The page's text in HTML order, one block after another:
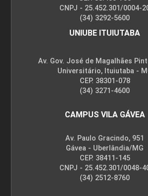
CNPJ - 25.452.301/0004-
(34) 3292-5600
UNIUBE ITUIUTABA
Av. Gov. José de Magalhães
Universitário, Ituiutaba -
CEP. 38301-078
(34) 3271-4600
CAMPUS VILA GÁVEA
Av. Paulo Gracindo, 951
Gávea - Uberlândia/MG
CEP. 38411-145
CNPJ - 25.452.301/0048-
(34) 2512-8760